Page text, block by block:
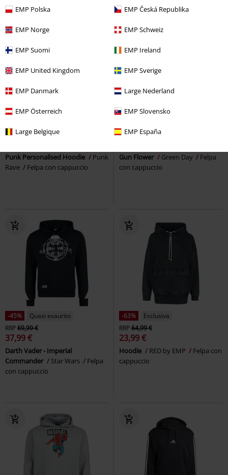
EMP Polska EMP Česká Republika
EMP Norge EMP Schweiz
EMP Suomi EMP Ireland
EMP United Kingdom EMP Sverige
EMP Danmark Large Nederland
EMP Österreich EMP Slovensko
Large Belgique EMP España
Punk Personalised Hoodie
Punk
Rave
Felpa con cappuccio
Gun Flower Green Day
Felpa
con cappuccio
-45%
Quasi esaurito
RRP69,99 €
37,99 €
Darth Vader - Imperial
Commander
Star Wars
Felpa
con cappuccio
-63%
Esclusiva
RRP64,99 €
23,99 €
Hoodie RED by EMP
Felpa con
cappuccio